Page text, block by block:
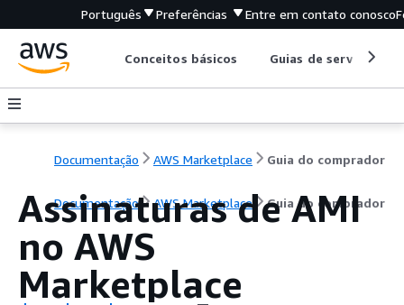
Português Preferências Entre em contato conosco
Conceitos básicos Guias de serviço
Documentação AWS Marketplace Guia do comprador
Documentação AWS Marketplace Guia do comprador
Assinaturas de AMI
no AWS
Marketplace